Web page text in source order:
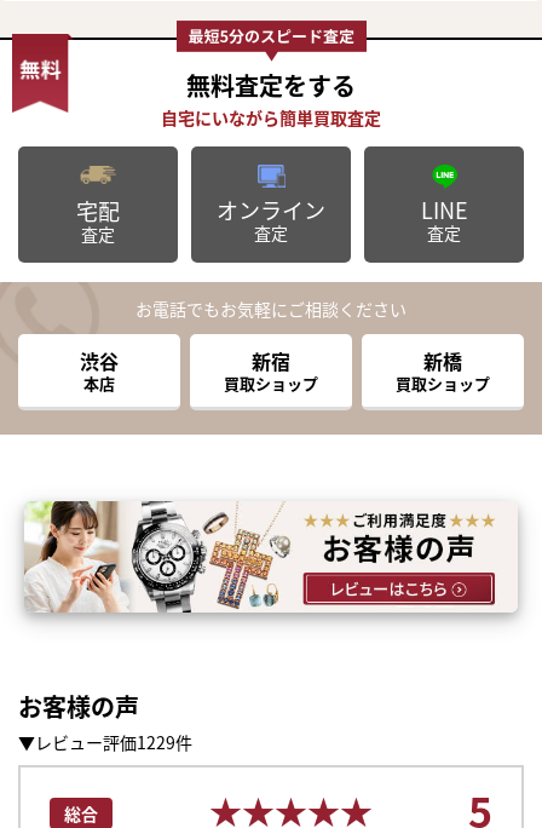
無料査定をする
宅配
査定
オンライン
査定
LINE
査定
お電話でもお気軽にご相談ください
渋谷
本店
新宿
買取ショップ
新橋
買取ショップ
お客様の声
▼レビュー評価1229件
総合 ★★★★★
★★★★★ 5
まずは